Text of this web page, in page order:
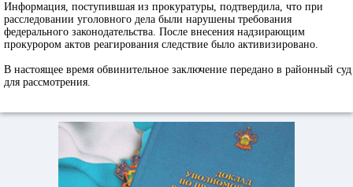
Информация, поступившая из прокуратуры, подтвердила, что при
расследовании уголовного дела были нарушены требования
федерального законодательства. После внесения надзирающим
прокурором актов реагирования следствие было активизировано.
В настоящее время обвинительное заключение передано в районный суд
для рассмотрения.